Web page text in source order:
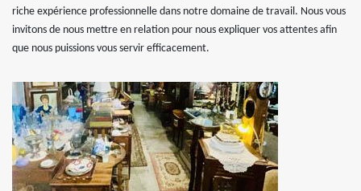
riche expérience professionnelle dans notre domaine de travail. Nous vous
invitons de nous mettre en relation pour nous expliquer vos attentes afin
que nous puissions vous servir efficacement.